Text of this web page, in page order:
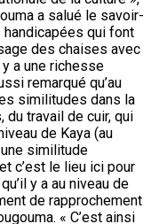
similitudes dans la
travail de cuir, qui
de Kaya (au
similitude
c’est le lieu ici pour
y a au niveau de
de rapprochement
« C’est ainsi
plus
le président de
Burkina Faso.
e